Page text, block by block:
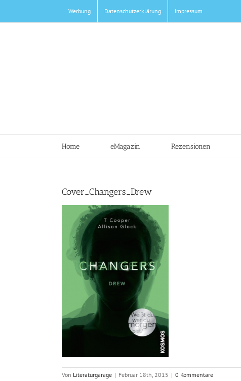
springen
Werbung Datenschutzerklärung Impressum
Home eMagazin Rezensionen
Cover_Changers_Drew
Von Literaturgarage | Februar 18th, 2015 | 0 Kommentare